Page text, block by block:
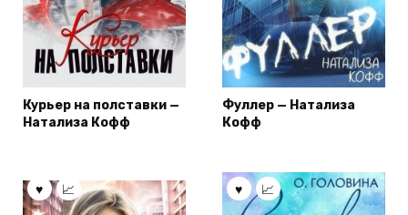
Курьер на полставки —
Натализа Кофф
Фуллер — Натализа
Кофф